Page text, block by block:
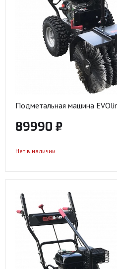
Подметальная машина
89990 ₽
Нет в наличии